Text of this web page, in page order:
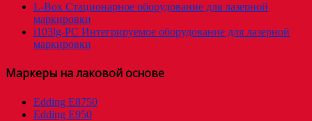
L-Box Стационарное оборудование для лазерной
маркировки
i103lg-PC Интегрируемое оборудование для лазерной
маркировки
Маркеры на лаковой основе
Edding E8750
Edding E950